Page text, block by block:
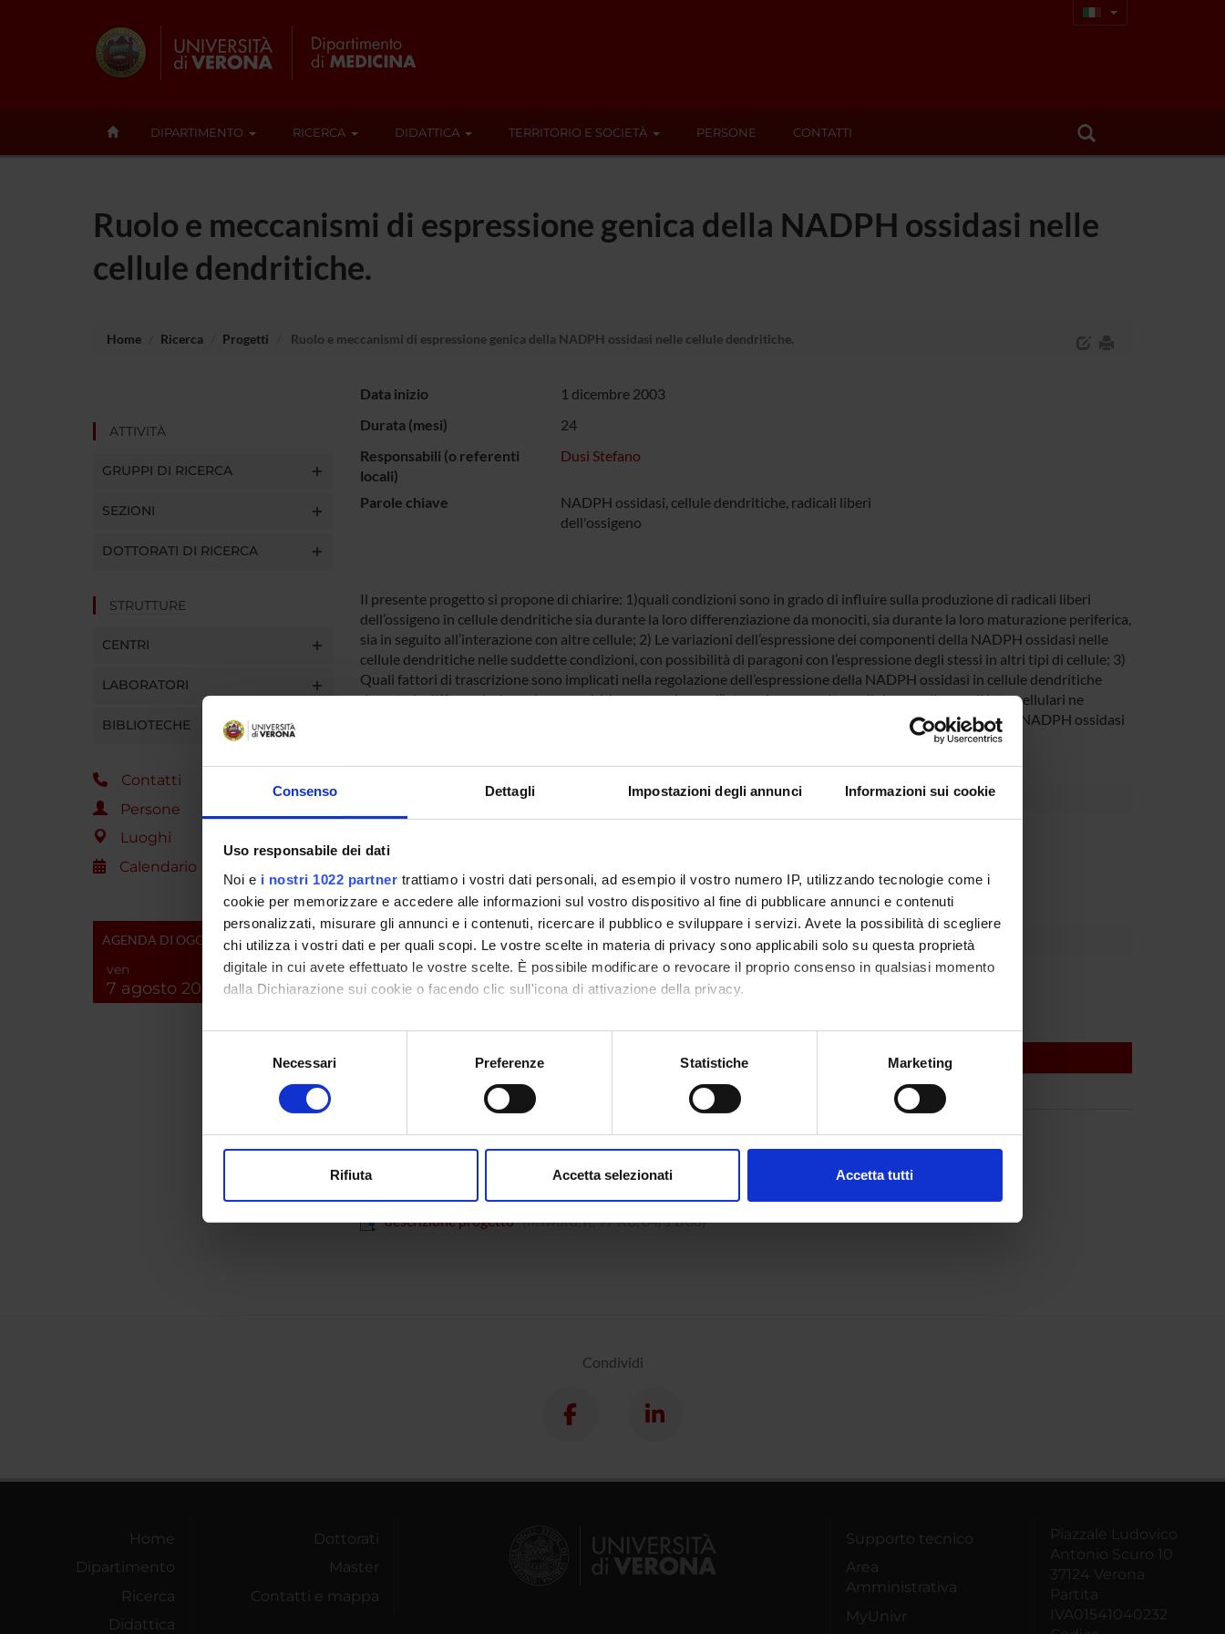
Consenso Dettagli Impostazioni degli annunci Informazioni sui cookie
Uso responsabile dei dati
Noi e i nostri 1022 partner trattiamo i vostri dati personali, ad esempio il vostro numero IP, utilizzando tecnologie come i
cookie per memorizzare e accedere alle informazioni sul vostro dispositivo al fine di pubblicare annunci e contenuti
personalizzati, misurare gli annunci e i contenuti, ricercare il pubblico e sviluppare i servizi. Avete la possibilità di scegliere
chi utilizza i vostri dati e per quali scopi. Le vostre scelte in materia di privacy sono applicabili solo su questa proprietà
digitale in cui avete effettuato le vostre scelte. È possibile modificare o revocare il proprio consenso in qualsiasi momento
dalla Dichiarazione sui cookie o facendo clic sull'icona di attivazione della privacy.
Con il tuo consenso, vorremmo anche:
raccogliere informazioni sulla tua posizione geografica, con un'approssimazione di qualche metro,
digitali).
modificare o ritirare il tuo consenso in qualsiasi momento dalla Dichiarazione sui cookie.
di analisi dei dati web, pubblicità e social media, i quali potrebbero combinarle con altre informazioni che hai fornito loro o
Necessari Preferenze Statistiche Marketing
Rifiuta Accetta selezionati Accetta tutti
DIPARTIMENTO RICERCA DIDATTICA TERRITORIO E SOCIETÀ PERSONE CONTATTI
Ruolo e meccanismi di espressione genica della NADPH ossidasi nelle
cellule dendritiche.
Home Ricerca Progetti Ruolo e meccanismi di espressione genica della NADPH ossidasi nelle cellule dendritiche.
ATTIVITÀ
GRUPPI DI RICERCA
SEZIONI
DOTTORATI DI RICERCA
STRUTTURE
CENTRI
LABORATORI
BIBLIOTECHE
Contatti
Persone
Luoghi
Calendario
AGENDA DI OGGI
ven
7 agosto 2026
Data inizio
1 dicembre 2003
Durata (mesi)
24
Responsabili (o referenti
locali)
Dusi Stefano
Parole chiave
NADPH ossidasi, cellule dendritiche, radicali liberi
dell'ossigeno
Il presente progetto si propone di chiarire: 1)quali condizioni sono in grado di influire sulla produzione di radicali liberi
dell’ossigeno in cellule dendritiche sia durante la loro differenziazione da monociti, sia durante la loro maturazione periferica,
sia in seguito all’interazione con altre cellule; 2) Le variazioni dell’espressione dei componenti della NADPH ossidasi nelle
cellule dendritiche nelle suddette condizioni, con possibilità di paragoni con l’espressione degli stessi in altri tipi di cellule; 3)
Quali fattori di trascrizione sono implicati nella regolazione dell’espressione della NADPH ossidasi in cellule dendritiche
durante la differenziazione da monociti, la maturazione o l’interazione con altre cellule e quali segnali intracellulari ne
regolino il legame al DNA e l’attivazione; 4) Il ruolo funzionale dei radicali liberi dell’ossigeno prodotti dalla NADPH ossidasi
ENTI FINANZIATORI:
dell'Università e della
Ricerca
PARTECIPANTI AL PROGETTO
Stefano Dusi
Patologia Generale
Allegati
descrizione progetto (msword, it, 97 KB, 04/11/03)
Condividi
Home
Dipartimento
Ricerca
Didattica
Dottorati
Master
Contatti e mappa
Supporto tecnico
Area
Amministrativa
MyUnivr
Piazzale Ludovico
Antonio Scuro 10
37124 Verona
Partita
IVA01541040232